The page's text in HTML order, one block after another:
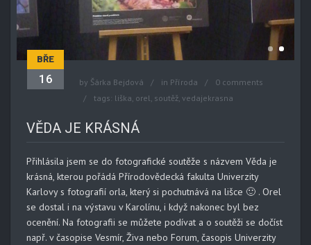
BŘE
16 by Šárka Bejdová in Příroda
0 comments
tags: liška, orel, soutěž, vedajekrasna
VĚDA JE KRÁSNÁ
Přihlásila jsem se do fotografické soutěže s názvem Věda je
krásná, kterou pořádá Přírodovědecká fakulta Univerzity
Karlovy s fotografií orla, který si pochutnává na lišce 🙂 . Orel
se dostal i na výstavu v Karolínu, i když nakonec byl bez
ocenění. Na fotografii se můžete podívat a o soutěži se dočíst
např. v časopise Vesmír, Živa nebo Forum, časopis Univerzity